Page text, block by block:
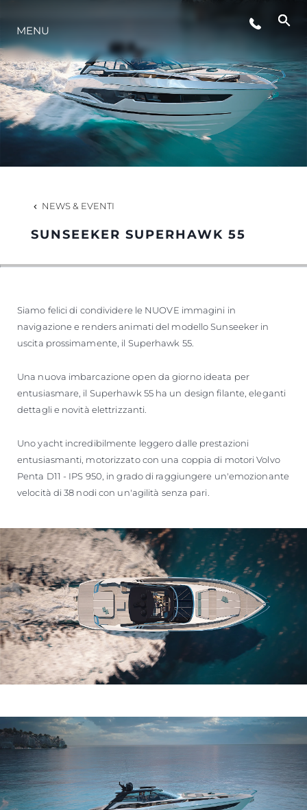
INNOVAZIONE
HERITAGE
MENU
NEWS & EVENTI
SUNSEEKER SUPERHAWK 55
Siamo felici di condividere le NUOVE immagini in
navigazione e renders animati del modello Sunseeker in
uscita prossimamente, il Superhawk 55.
Una nuova imbarcazione open da giorno ideata per
entusiasmare, il Superhawk 55 ha un design filante, eleganti
dettagli e novità elettrizzanti.
Uno yacht incredibilmente leggero dalle prestazioni
entusiasmanti, motorizzato con una coppia di motori Volvo
Penta D11 - IPS 950, in grado di raggiungere un'emozionante
velocità di 38 nodi con un'agilità senza pari.